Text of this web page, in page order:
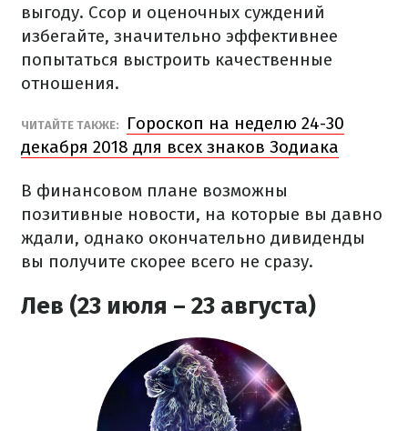
выгоду. Ссор и оценочных суждений
избегайте, значительно эффективнее
попытаться выстроить качественные
отношения.
ЧИТАЙТЕ ТАКЖЕ:
Гороскоп на неделю 24-30
декабря 2018 для всех знаков Зодиака
В финансовом плане возможны
позитивные новости, на которые вы давно
ждали, однако окончательно дивиденды
вы получите скорее всего не сразу.
Лев (23 июля – 23 августа)